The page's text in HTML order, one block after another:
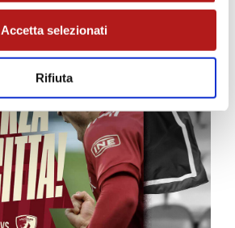
Accetta selezionati
Rifiuta